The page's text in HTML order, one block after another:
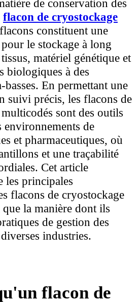
de conservation des
flacon de cryostockage
constituent une
le stockage à long
matériel génétique et
biologiques à des
En permettant une
suivi précis, les flacons de
sont des outils
environnements de
et pharmaceutiques, où
et une traçabilité
Cet article
les principales
flacons de cryostockage
la manière dont ils
de gestion des
industries.
flacon de